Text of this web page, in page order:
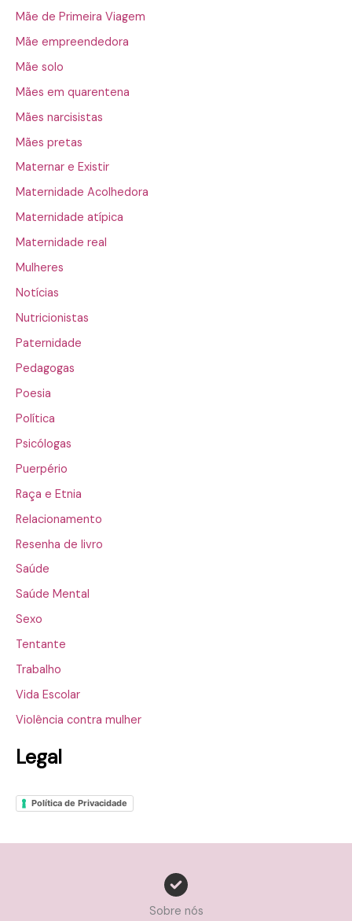
Mãe de Primeira Viagem
Mãe empreendedora
Mãe solo
Mães em quarentena
Mães narcisistas
Mães pretas
Maternar e Existir
Maternidade Acolhedora
Maternidade atípica
Maternidade real
Mulheres
Notícias
Nutricionistas
Paternidade
Pedagogas
Poesia
Política
Psicólogas
Puerpério
Raça e Etnia
Relacionamento
Resenha de livro
Saúde
Saúde Mental
Sexo
Tentante
Trabalho
Vida Escolar
Violência contra mulher
Legal
Política de Privacidade
Sobre nós